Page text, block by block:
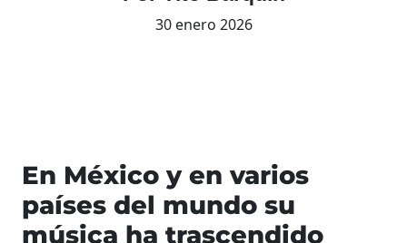
30 enero 2026
En México y en varios
países del mundo su
música ha trascendido